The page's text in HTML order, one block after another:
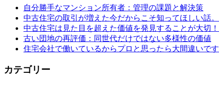
自分勝手なマンション所有者：管理の課題と解決策
中古住宅の取引が増えた今だからこそ知ってほしい話。
中古住宅は見た目を超えた価値を発見することが大切！
古い団地の再評価：同世代だけではない多様性の価値
住宅会社で働いているからプロと思ったら大間違いで
カテゴリー